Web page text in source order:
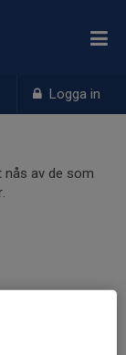
Logga in
nås av de som